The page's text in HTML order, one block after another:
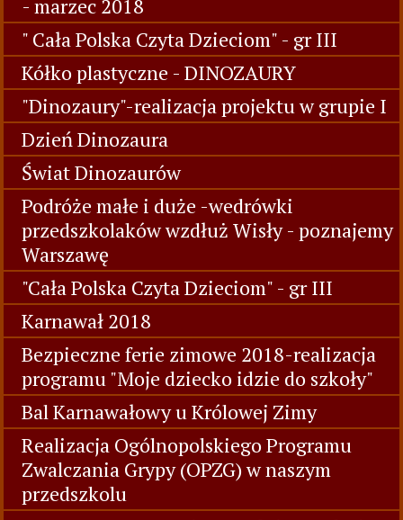
" Z wierszem na Ty" - konkurs recytatorski
w przedszkolu
Warsztaty wielkanocne - MDK - gr I
"Co to za instrument?" - audycja muzyczna
- marzec 2018
" Cała Polska Czyta Dzieciom" - gr III
Kółko plastyczne - DINOZAURY
"Dinozaury"-realizacja projektu w grupie I
Dzień Dinozaura
Świat Dinozaurów
Podróże małe i duże -wedrówki
przedszkolaków wzdłuż Wisły - poznajemy
Warszawę
"Cała Polska Czyta Dzieciom" - gr III
Karnawał 2018
Bezpieczne ferie zimowe 2018-realizacja
programu "Moje dziecko idzie do szkoły"